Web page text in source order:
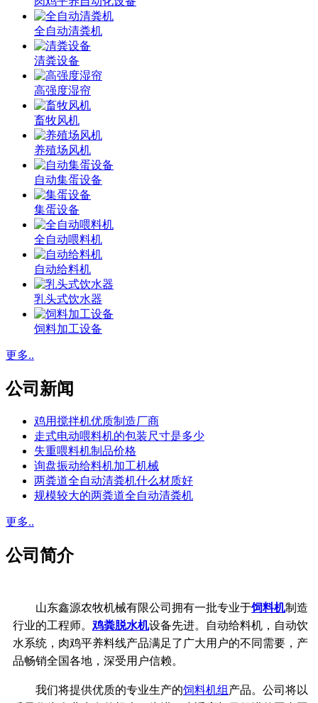
全自动清粪机
清粪设备
高强度湿帘
畜牧风机
养殖场风机
自动集蛋设备
集蛋设备
全自动喂料机
自动给料机
乳头式饮水器
饲料加工设备
更多..
公司新闻
鸡用搅拌机优质制造厂商
走式电动喂料机的包装尺寸是多少
失重喂料机制品价格
询盘振动给料机加工机械
两粪道全自动清粪机什么材质好
规模较大的两粪道全自动清粪机
更多..
公司简介
山东鑫源农牧机械有限公司拥有一批专业于饲料机制造
行业的工程师。 鸡粪脱水机设备先进。自动给料机，自动饮
水系统， 肉鸡平养料线产品满足了广大用户的不同需要，产
品畅销全国各地，深受用户信赖。
我们将提供优质的专业生产的饲料机组 产品。公司将以